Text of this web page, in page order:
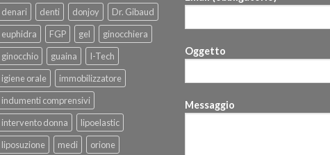
denari denti donjoy
Dr. Gibaud
euphidra
FGP gel
ginocchiera
ginocchio
guaina
I-Tech
igiene orale
immobilizzatore
indumenti comprensivi
intervento donna
lipoelastic
liposuzione
medi
orione
Oggetto
Messaggio